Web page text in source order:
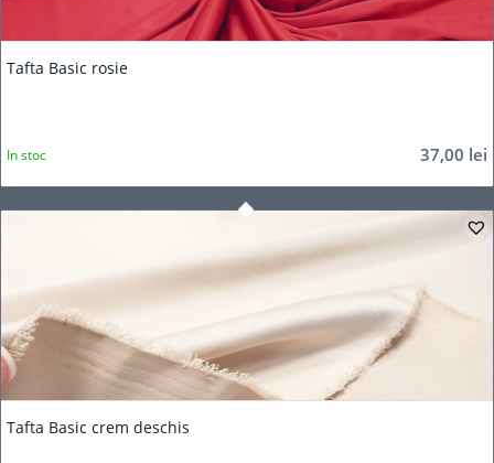
Tafta Basic rosie
37,00 lei
In stoc
Tafta Basic crem deschis